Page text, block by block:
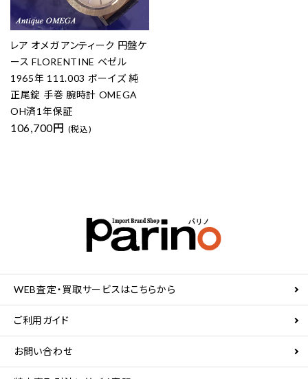
レア オメガ アンティーク 円盤ケ
ース FLORENTINE ベゼル
1965年 111.003 ボーイズ 純
正尾錠 手巻 腕時計 OMEGA
OH済1年保証
106,700円 (税込)
WEB査定・買取サービスはこちらから
ご利用ガイド
お問い合わせ